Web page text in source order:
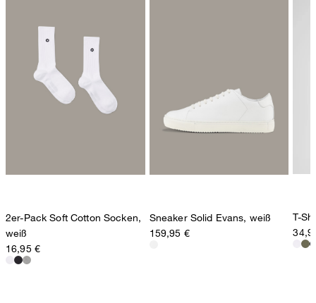
2er-Pack Soft Cotton Socken,
weiß
16,95 €
Sneaker Solid Evans, weiß
159,95 €
T-